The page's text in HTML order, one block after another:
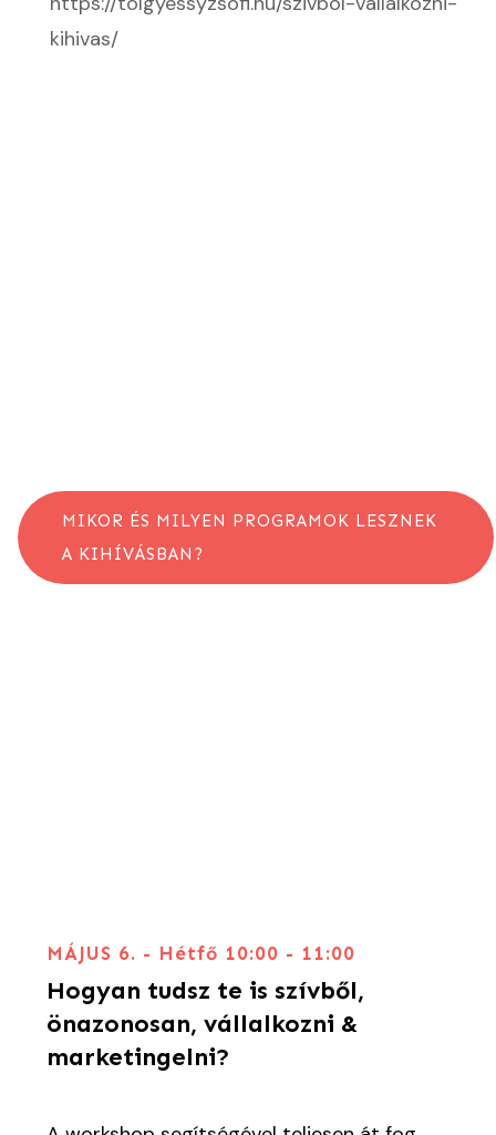
kihivas/
MIKOR ÉS MILYEN PROGRAMOK LESZNEK
A KIHÍVÁSBAN?
MÁJUS 6. - Hétfő 10:00 - 11:00
Hogyan tudsz te is szívből,
önazonosan, vállalkozni &
marketingelni?